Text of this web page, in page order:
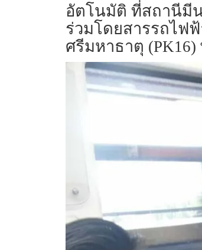
อัตโนมัติ ที่สถานีมี
ร่วมโดยสารรถไฟ
ศรีมหาธาตุ